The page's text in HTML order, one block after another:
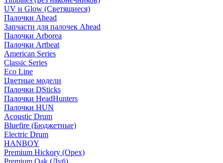
UV и Glow (Светящиеся)
Палочки Ahead
Запчасти для палочек Ahead
Палочки Arborea
Палочки Artbeat
American Series
Classic Series
Eco Line
Цветные модели
Палочки DSticks
Палочки HeadHunters
Палочки HUN
Acoustic Drum
Bluefire (Бюджетные)
Electric Drum
HANBOY
Premium Hickory (Орех)
Premium Oak (Дуб)